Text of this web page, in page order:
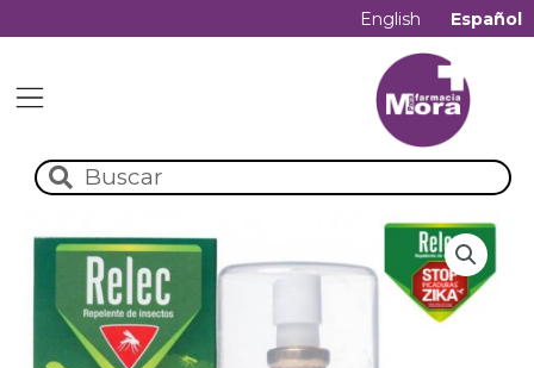
English Español